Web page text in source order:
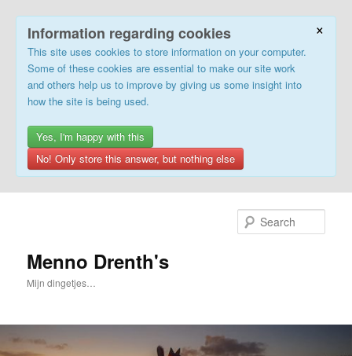
×
Information regarding cookies
This site uses cookies to store information on your computer.
Some of these cookies are essential to make our site work
and others help us to improve by giving us some insight into
how the site is being used.
Yes, I'm happy with this
No! Only store this answer, but nothing else
Menno Drenth's
Mijn dingetjes…